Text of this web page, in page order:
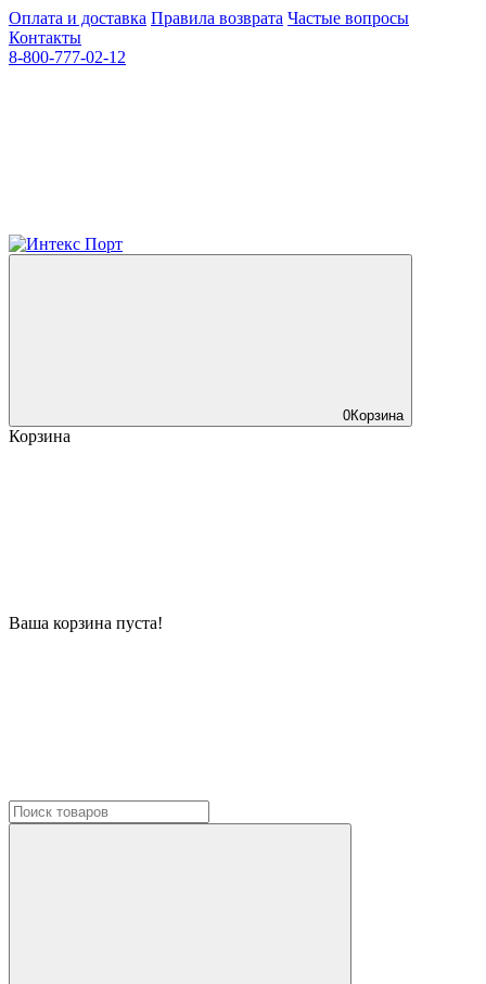
Оплата и доставка Правила возврата Частые вопросы
Контакты
8-800-777-02-12
0Корзина
Корзина
Ваша корзина пуста!